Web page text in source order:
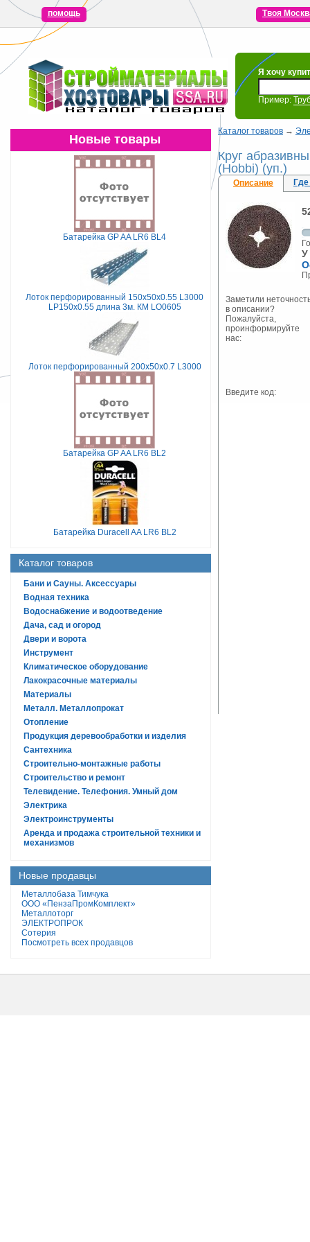
помощь Твоя
Я хочу
Пример:
Новые товары
Батарейка GP AA LR6 BL4
Лоток перфорированный 150х50х0.55 L3000
LP150х0.55 длина 3м. КМ LO0605
Лоток перфорированный 200х50х0.7 L3000
Батарейка GP AA LR6 BL2
Батарейка Duracell AA LR6 BL2
Каталог товаров
Бани и Сауны. Аксессуары
Водная техника
Водоснабжение и водоотведение
Дача, сад и огород
Двери и ворота
Инструмент
Климатическое оборудование
Лакокрасочные материалы
Материалы
Металл. Металлопрокат
Отопление
Продукция деревообработки и изделия
Сантехника
Строительно-монтажные работы
Строительство и ремонт
Телевидение. Телефония. Умный дом
Электрика
Электроинструменты
Аренда и продажа строительной техники и
механизмов
Новые продавцы
Металлобаза Тимчука
ООО «ПензаПромКомплект»
Металлоторг
ЭЛЕКТРОПРОК
Сотерия
Посмотреть всех продавцов
Каталог товаров →
Круг
(Hobbi) (уп.)
Описание
У
Заметили
в описании?
Пожалуйста,
проинформируйте
нас:
Введите код: